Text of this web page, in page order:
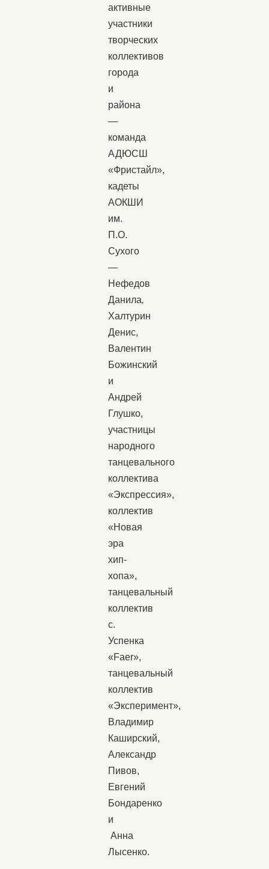
активные
участники
творческих
коллективов
города
и
района
—
команда
АДЮСШ
«Фристайл»,
кадеты
АОКШИ
им.
П.О.
Сухого
—
Нефедов
Данила,
Халтурин
Денис,
Валентин
Божинский
и
Андрей
Глушко,
участницы
народного
танцевального
коллектива
«Экспрессия»,
коллектив
«Новая
эра
хип-
хопа»,
танцевальный
коллектив
с.
Успенка
«Faer»,
танцевальный
коллектив
«Эксперимент»,
Владимир
Каширский,
Александр
Пивов,
Евгений
Бондаренко
и
Анна
Лысенко.